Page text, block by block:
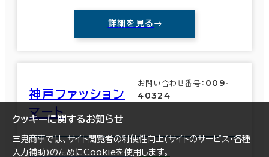
詳細を見る
神戸ファッション
マート
お問い合わせ番号： 009-
40324
クッキーに関するお知らせ
三鬼商事では、サイト閲覧者の利便性向上(サイトのサービス・各種
入力補助)のためにCookieを使用します。